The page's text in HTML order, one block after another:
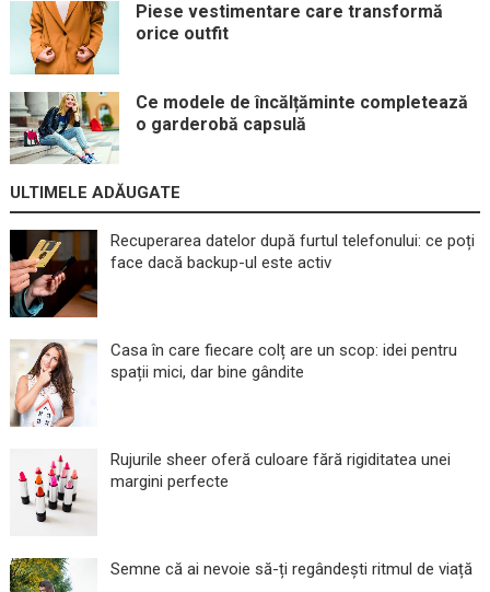
Piese vestimentare care transformă
orice outfit
Ce modele de încălțăminte completează
o garderobă capsulă
ULTIMELE ADĂUGATE
Recuperarea datelor după furtul telefonului: ce poți
face dacă backup-ul este activ
Casa în care fiecare colț are un scop: idei pentru
spații mici, dar bine gândite
Rujurile sheer oferă culoare fără rigiditatea unei
margini perfecte
Semne că ai nevoie să-ți regândești ritmul de viață